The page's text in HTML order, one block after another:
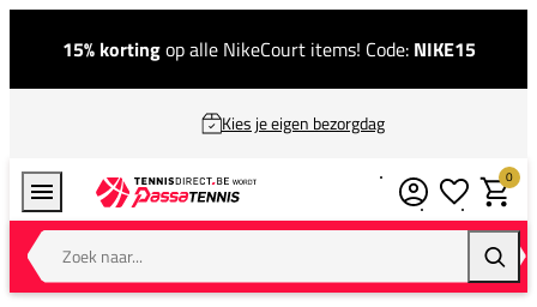
15% kortingop alle NikeCourt items! Code: NIKE15
Kies je eigen bezorgdag
Zoek naar...
0